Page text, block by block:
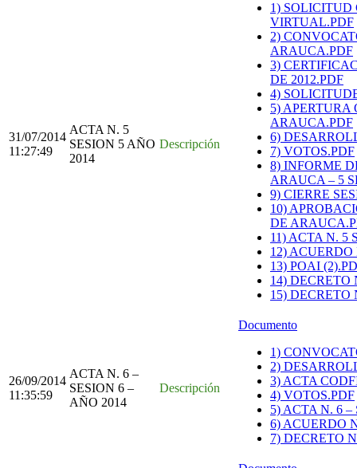
31/07/2014
11:27:49
ACTA N. 5
SESION 5 AÑO
2014
Descripción
1) SOLICITUD
VIRTUAL.PDF
2)
ARAUCA.PDF
3)
DE 2012.PDF
4)
5) APERTURA
ARAUCA.PDF
6)
7) VOTOS.PDF
8) INFORME
ARAUCA – 5
9) CIERRE
10)
DE
11) ACTA N. 5
12) ACUERDO
13) POAI
14) DECRETO
15) DECRETO
26/09/2014
11:35:59
ACTA N. 6 –
SESION 6 –
AÑO 2014
Descripción
Documento
1)
2)
3) ACTA
4) VOTOS.PDF
5) ACTA N. 6 –
6) ACUERDO
7) DECRETO